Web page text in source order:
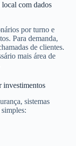
com dados
por turno e
Para demanda,
de clientes.
mais área de
investimentos
sistemas